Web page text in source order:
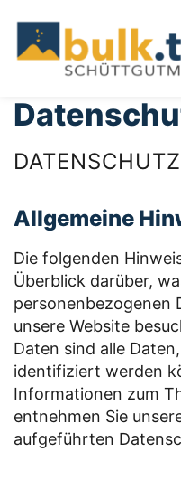
Allgemeine
Die folgenden
Überblick darüber,
personenbezogenen
unsere Website
Daten sind alle
identifiziert werden
Informationen zum
entnehmen Sie
aufgeführten